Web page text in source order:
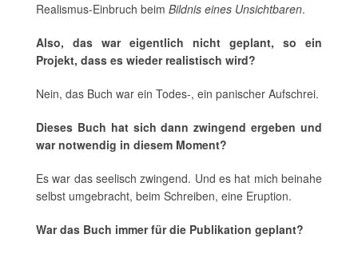
Realismus-Einbruch beim Bildnis eines Unsichtbaren.
Also, das war eigentlich nicht geplant, so ein
Projekt, dass es wieder realistisch wird?
Nein, das Buch war ein Todes-, ein panischer Aufschrei.
Dieses Buch hat sich dann zwingend ergeben und
war notwendig in diesem Moment?
Es war das seelisch zwingend. Und es hat mich beinahe
selbst umgebracht, beim Schreiben, eine Eruption.
War das Buch immer für die Publikation geplant?